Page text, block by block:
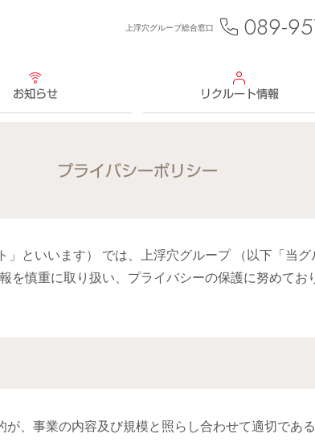
上浮穴グループ総合窓口 089-
お知らせ リクルート情報
プライバシーポリシー
」といいます） では、上浮穴グループ （以下「当
を慎重に取り扱い、プライバシーの保護に努めてお
、事業の内容及び規模と照らし合わせて適切である